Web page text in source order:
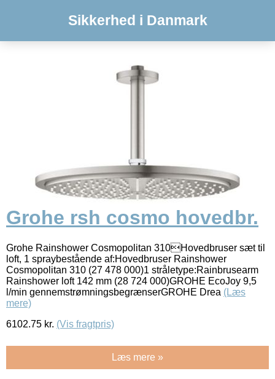
Sikkerhed i Danmark
Grohe rsh cosmo hovedbr.
Grohe Rainshower Cosmopolitan 310Hovedbruser sæt til
loft, 1 spraybestående af:Hovedbruser Rainshower
Cosmopolitan 310 (27 478 000)1 stråletype:Rainbrusearm
Rainshower loft 142 mm (28 724 000)GROHE EcoJoy 9,5
l/min gennemstrømningsbegrænserGROHE Drea (Læs
mere)
6102.75 kr. (Vis fragtpris)
Læs mere »